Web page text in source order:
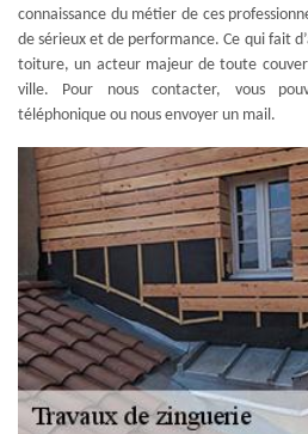
connaissance du métier de ces
de sérieux et de performance. Ce qui fait
toiture, un acteur majeur de toute
ville. Pour nous contacter, vous
téléphonique ou nous envoyer un mail.